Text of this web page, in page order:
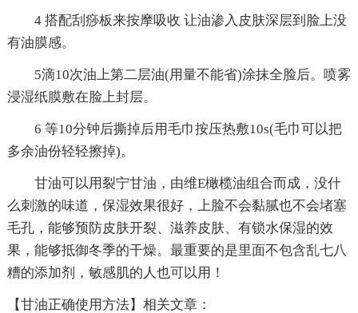
4 搭配刮痧板来按摩吸收 让油渗入皮肤深层到脸上没
有油膜感。
5滴10次油上第二层油(用量不能省)涂抹全脸后。喷雾
浸湿纸膜敷在脸上封层。
6 等10分钟后撕掉后用毛巾按压热敷10s(毛巾可以把
多余油份轻轻擦掉)。
甘油可以用裂宁甘油，由维E橄榄油组合而成，没什
么刺激的味道，保湿效果很好，上脸不会黏腻也不会堵塞
毛孔，能够预防皮肤开裂、滋养皮肤、有锁水保湿的效
果，能够抵御冬季的干燥。最重要的是里面不包含乱七八
糟的添加剂，敏感肌的人也可以用！
【甘油正确使用方法】相关文章：